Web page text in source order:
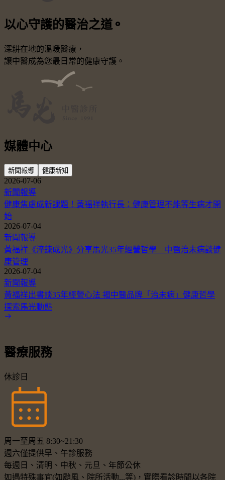
以心守護的醫治之道 ⚬
深耕在地的溫暖醫療，
讓中醫成為您最日常的健康守護。
媒體中心
新聞報導 健康新知
2026-07-06
新聞報導
健康焦慮成新課題！黃福祥執行長：健康管理不能等生病才開
始
2026-07-04
新聞報導
黃福祥《淬鍊成光》分享馬光35年經營哲學 中醫治未病談健
康管理
2026-07-04
新聞報導
黃福祥出書談35年經營心法 揭中醫品牌「治未病」健康哲學
探索馬光動態
醫療服務
休診日
周一至周五 8:30~21:30
週六僅提供早、午診服務
每週日、清明、中秋、元旦、年節公休
如遇特殊事宜(如颱風、院所活動...等)，實際看診時間以各院